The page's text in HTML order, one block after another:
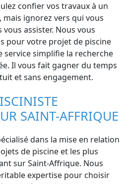
confier vos travaux à un
ignorez vers qui vous
assister. Nous vous
pour votre projet de piscine
service simplifie la recherche
Il vous fait gagner du temps
et sans engagement.
SAINT-AFFRIQUE
dans la mise en relation
de piscine et les plus
sur Saint-Affrique. Nous
expertise pour choisir